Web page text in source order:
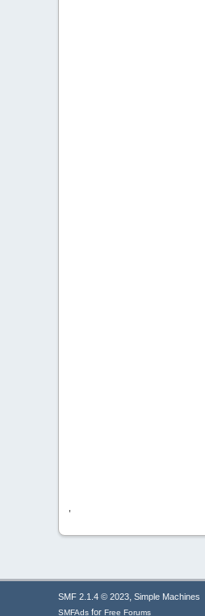
'
SMF 2.1.4 © 2023, Simple Machines
SMFAds for Free Forums